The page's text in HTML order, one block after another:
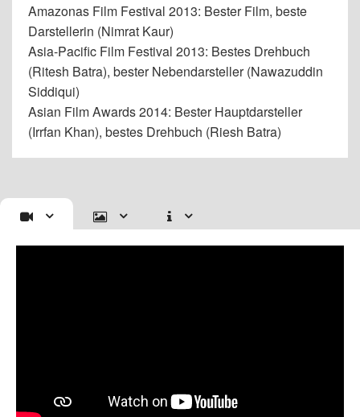
Amazonas Film Festival 2013: Bester Film, beste
Darstellerin (Nimrat Kaur)
Asia-Pacific Film Festival 2013: Bestes Drehbuch
(Ritesh Batra), bester Nebendarsteller (Nawazuddin
Siddiqui)
Asian Film Awards 2014: Bester Hauptdarsteller
(Irrfan Khan), bestes Drehbuch (Riesh Batra)